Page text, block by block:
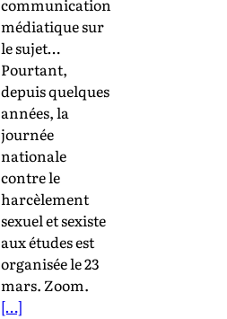
communication
médiatique sur
le sujet…
Pourtant,
depuis quelques
années, la
journée
nationale
contre le
harcèlement
sexuel et sexiste
aux études est
organisée le 23
mars. Zoom.
[…]